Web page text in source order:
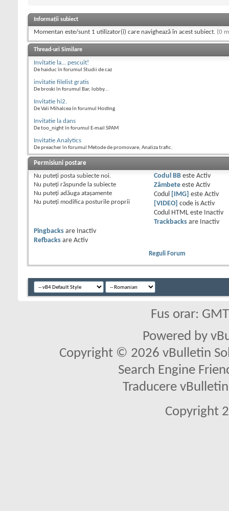
Informații subiect
Momentan este/sunt 1 utilizator(i) care navighează în acest subiect. (0
Thread-uri Similare
Invitatie la... pescuit!
De haiduc în forumul Studii de caz
invitatie filelist gratis
De broski în forumul Bar, lobby...
Invitatie hi2.
De Vali Mihalcea în forumul Hosting
Invitatie la dans
De too_night în forumul E-mail SPAM
Invitatie Analytics
De preacher în forumul Metode de promovare, Analiza trafic.
Permisiuni postare
Nu puteţi posta subiecte noi.
Nu puteţi răspunde la subiecte
Nu puteţi adăuga ataşamente
Nu puteţi modifica posturile proprii
Codul BBeste Activ
Zâmbeteeste Activ
Codul
[IMG] este Activ
[VIDEO]
code is Activ
Codul HTML este
Inactiv
Trackbacksare
Inactiv
Pingbacks are
Inactiv
Refbacks are Activ
Reguli Forum
Fus orar:
Powered by
Copyright © 2026 vBulletin
Search Engine
Traducere
Copyright